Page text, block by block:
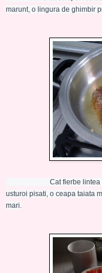
marunt, o lingura de ghimbir
usturoi pisati, o ceapa taiata
mari.